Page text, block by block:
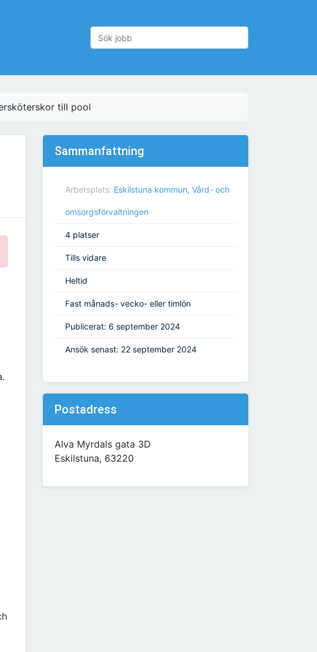
till pool
Sammanfattning
Arbetsplats: Eskilstuna kommun, Vård- och
omsorgsförvaltningen
4 platser
Tills vidare
Heltid
Fast månads- vecko- eller timlön
Publicerat: 6 september 2024
Ansök senast: 22 september 2024
Postadress
Alva Myrdals gata 3D
Eskilstuna, 63220